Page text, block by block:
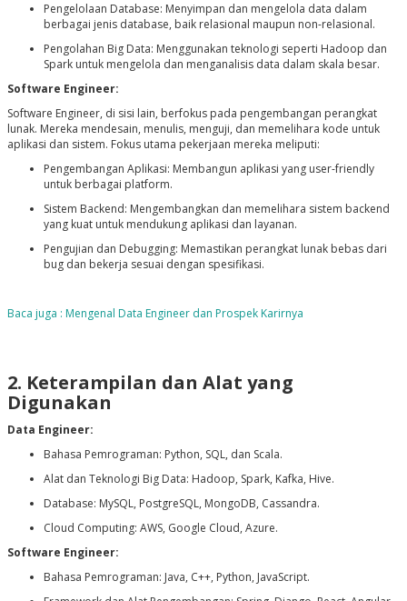
Pengelolaan Database: Menyimpan dan mengelola data dalam
berbagai jenis database, baik relasional maupun non-relasional.
Pengolahan Big Data: Menggunakan teknologi seperti Hadoop dan
Spark untuk mengelola dan menganalisis data dalam skala besar.
Software Engineer:
Software Engineer, di sisi lain, berfokus pada pengembangan perangkat
lunak. Mereka mendesain, menulis, menguji, dan memelihara kode untuk
aplikasi dan sistem. Fokus utama pekerjaan mereka meliputi:
Pengembangan Aplikasi: Membangun aplikasi yang user-friendly
untuk berbagai platform.
Sistem Backend: Mengembangkan dan memelihara sistem backend
yang kuat untuk mendukung aplikasi dan layanan.
Pengujian dan Debugging: Memastikan perangkat lunak bebas dari
bug dan bekerja sesuai dengan spesifikasi.
Baca juga : Mengenal Data Engineer dan Prospek Karirnya
2. Keterampilan dan Alat yang
Digunakan
Data Engineer:
Bahasa Pemrograman: Python, SQL, dan Scala.
Alat dan Teknologi Big Data: Hadoop, Spark, Kafka, Hive.
Database: MySQL, PostgreSQL, MongoDB, Cassandra.
Cloud Computing: AWS, Google Cloud, Azure.
Software Engineer:
Bahasa Pemrograman: Java, C++, Python, JavaScript.